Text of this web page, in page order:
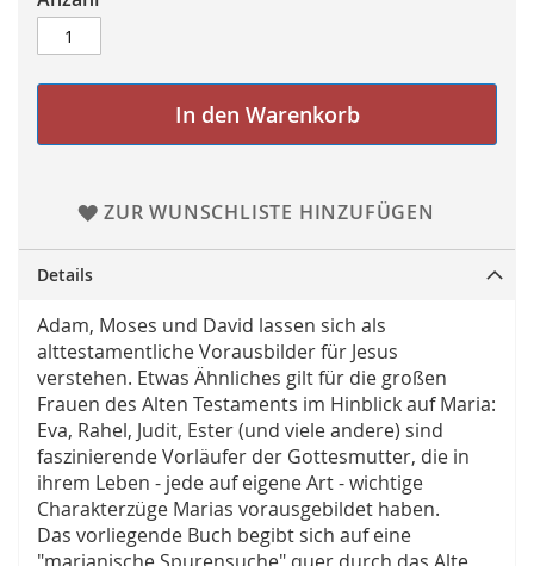
In den Warenkorb
ZUR WUNSCHLISTE HINZUFÜGEN
Details
Adam, Moses und David lassen sich als
alttestamentliche Vorausbilder für Jesus
verstehen. Etwas Ähnliches gilt für die großen
Frauen des Alten Testaments im Hinblick auf Maria:
Eva, Rahel, Judit, Ester (und viele andere) sind
faszinierende Vorläufer der Gottesmutter, die in
ihrem Leben - jede auf eigene Art - wichtige
Charakterzüge Marias vorausgebildet haben.
Das vorliegende Buch begibt sich auf eine